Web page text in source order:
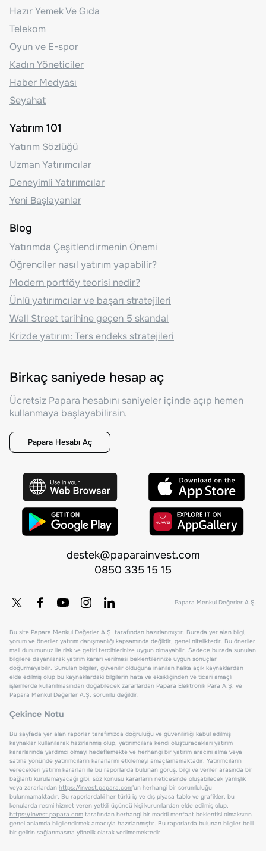
Hazır Yemek Ve Gıda
Telekom
Oyun ve E-spor
Kadın Yöneticiler
Haber Medyası
Seyahat
Yatırım 101
Yatırım Sözlüğü
Uzman Yatırımcılar
Deneyimli Yatırımcılar
Yeni Başlayanlar
Blog
Yatırımda Çeşitlendirmenin Önemi
Öğrenciler nasıl yatırım yapabilir?
Modern portföy teorisi nedir?
Ünlü yatırımcılar ve başarı stratejileri
Wall Street tarihine geçen 5 skandal
Krizde yatırım: Ters endeks stratejileri
Birkaç saniyede hesap aç
Ücretsiz Papara hesabını saniyeler içinde açıp hemen
kullanmaya başlayabilirsin.
Papara Hesabı Aç
destek@paparainvest.com
0850 335 15 15
Papara Menkul Değerler A.Ş.
Bu site Papara Menkul Değerler A.Ş. tarafından hazırlanmıştır. Burada yer alan bilgi,
yorum ve öneriler yatırım danışmanlığı kapsamında değildir, genel niteliktedir. Bu öneriler
mali durumunuz ile risk ve getiri tercihlerinize uygun olmayabilir. Sadece burada sunulan
bilgilere dayanılarak yatırım kararı verilmesi beklentilerinize uygun sonuçlar
doğurmayabilir. Sunulan bilgiler, güvenilir olduğuna inanılan halka açık kaynaklardan
elde edilmiş olup bu kaynaklardaki bilgilerin hata ve eksikliğinden ve ticari amaçlı
işlemlerde kullanılmasından doğabilecek zararlardan Papara Elektronik Para A.Ş. ve
Papara Menkul Değerler A.Ş. sorumlu değildir.
Çekince Notu
Bu sayfada yer alan raporlar tarafımızca doğruluğu ve güvenilirliği kabul edilmiş
kaynaklar kullanılarak hazırlanmış olup, yatırımcılara kendi oluşturacakları yatırım
kararlarında yardımcı olmayı hedeflemekte ve herhangi bir yatırım aracını alma veya
satma yönünde yatırımcıların kararlarını etkilemeyi amaçlamamaktadır. Yatırımcıların
verecekleri yatırım kararları ile bu raporlarda bulunan görüş, bilgi ve veriler arasında bir
bağlantı kurulamayacağı gibi, söz konusu kararların neticesinde oluşabilecek yanlışlık
veya zararlardan https://invest.papara.com'un herhangi bir sorumluluğu
bulunmamaktadır. Bu raporlardaki her türlü iç ve dış piyasa tablo ve grafikler, bu
konularda resmi hizmet veren yetkili üçüncü kişi kurumlardan elde edilmiş olup,
https://invest.papara.com tarafından herhangi bir maddi menfaat beklentisi olmaksızın
genel anlamda bilgilendirmek amacıyla hazırlanmıştır. Bu raporlarda bulunan bilgiler belli
bir gelirin sağlanmasına yönelik olarak verilmemektedir.